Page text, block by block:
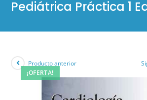
Pediátrica Práctica 1
¡OFERTA!
Producto anterior